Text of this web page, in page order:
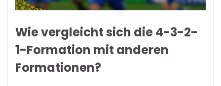
Wie vergleicht sich die 4-3-2-
1-Formation mit anderen
Formationen?